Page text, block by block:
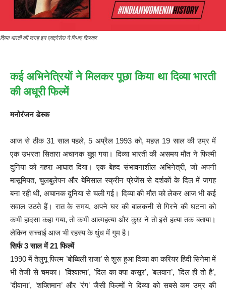
दिव्या भारती की जगह इन एक्ट्रेसेस ने निभाए किरदार
कई अभिनेत्रियों ने मिलकर पूछा किया था दिव्या भारती
की अधूरी फिल्में
मनोरंजन डेस्क
आज से ठीक 31 साल पहले, 5 अप्रैल 1993 को, महज़ 19 साल की उम्र में
एक उभरता सितारा अचानक बुझ गया। दिव्या भारती की असमय मौत ने फिल्मी
दुनिया को गहरा आघात दिया। एक बेहद संभावनाशील अभिनेत्री, जो अपनी
मासूमियत, चुलबुलेपन और बेमिसाल स्क्रीन प्रेजेंस से दर्शकों के दिल में जगह
बना रही थी, अचानक दुनिया से चली गई। दिव्या की मौत को लेकर आज भी कई
सवाल उठते हैं। रात के समय, अपने घर की बालकनी से गिरने की घटना को
कभी हादसा कहा गया, तो कभी आत्महत्या और कुछ ने तो इसे हत्या तक बताया।
लेकिन सच्चाई आज भी रहस्य के धुंध में गुम है।
सिर्फ 3 साल में 21 फिल्में
1990 में तेलुगू फिल्म ’बोब्बिली राजा’ से शुरू हुआ दिव्या का करियर हिंदी सिनेमा में
भी तेजी से चमका। ’विश्वात्मा’, ’दिल का क्या कसूर’, ’बलवान’, ’दिल ही तो है’,
’दीवाना’, ’शक्तिमान’ और ’रंग’ जैसी फिल्मों ने दिव्या को सबसे कम उम्र की